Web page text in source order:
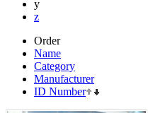
y
z
Order
Name
Category
Manufacturer
ID Number